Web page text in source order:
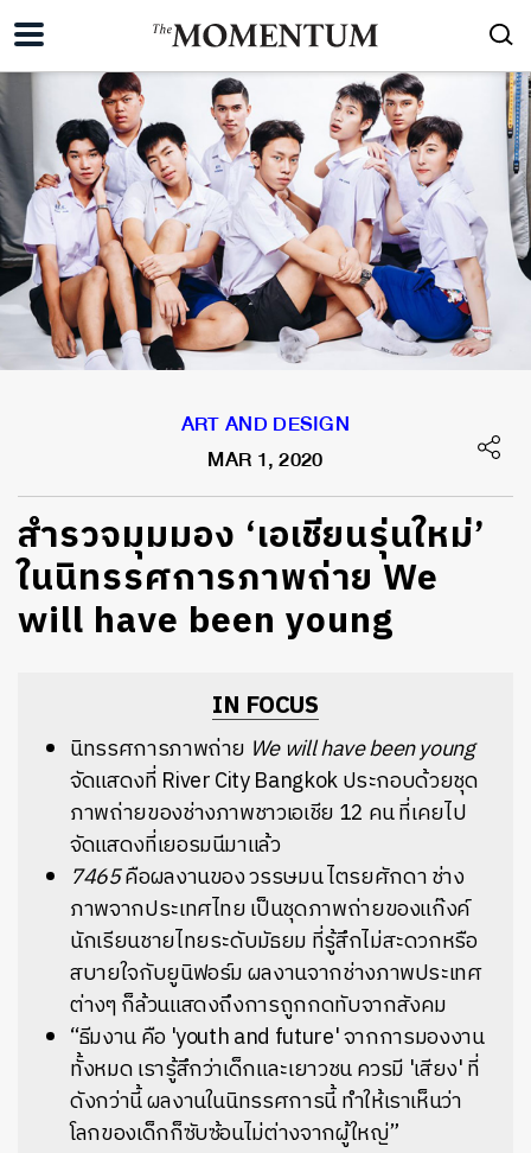
ART AND DESIGN
MAR 1, 2020
สำรวจมุมมอง ‘เอเชียนรุ่นใหม่’
ในนิทรรศการภาพถ่าย We
will have been young
IN FOCUS
นิทรรศการภาพถ่าย We will have been young
จัดแสดงที่ River City Bangkok ประกอบด้วยชุด
ภาพถ่ายของช่างภาพชาวเอเชีย 12 คน ที่เคยไป
จัดแสดงที่เยอรมนีมาแล้ว
7465คือผลงานของ วรรษมน ไตรยศักดาช่าง
ภาพจากประเทศไทย เป็นชุดภาพถ่ายของแก๊งค์
นักเรียนชายไทยระดับมัธยม ที่รู้สึกไม่สะดวกหรือ
สบายใจกับยูนิฟอร์ม ผลงานจากช่างภาพประเทศ
ต่างๆ ก็ล้วนแสดงถึงการถูกกดทับจากสังคม
“ธีมงาน คือ 'youth and future' จากการมองงาน
ทั้งหมด เรารู้สึกว่าเด็กและเยาวชน ควรมี 'เสียง' ที่
ดังกว่านี้ ผลงานในนิทรรศการนี้ ทำให้เราเห็นว่า
โลกของเด็กก็ซับซ้อนไม่ต่างจากผู้ใหญ่”